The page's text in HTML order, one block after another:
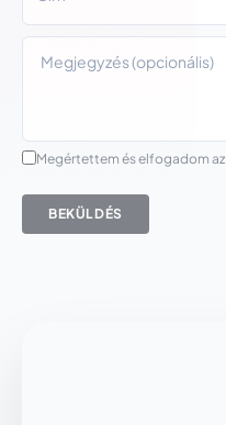
Megértettem és elfogadom az